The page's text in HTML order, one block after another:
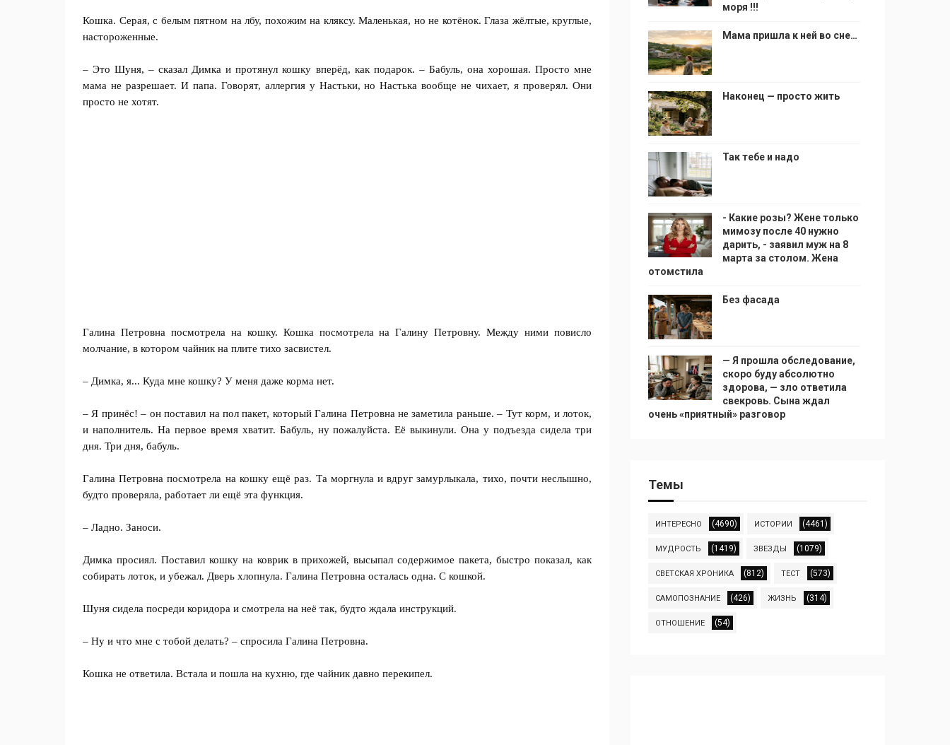
Кошка. Серая, с белым пятном на лбу, похожим на кляксу. Маленькая, но не котёнок. Глаза жёлтые, круглые,
настороженные.
– Это Шуня, – сказал Димка и протянул кошку вперёд, как подарок. – Бабуль, она хорошая. Просто мне
мама не разрешает. И папа. Говорят, аллергия у Настьки, но Настька вообще не чихает, я проверял. Они
просто не хотят.
Галина Петровна посмотрела на кошку. Кошка посмотрела на Галину Петровну. Между ними повисло
молчание, в котором чайник на плите тихо засвистел.
– Димка, я... Куда мне кошку? У меня даже корма нет.
– Я принёс! – он поставил на пол пакет, который Галина Петровна не заметила раньше. – Тут корм, и лоток,
и наполнитель. На первое время хватит. Бабуль, ну пожалуйста. Её выкинули. Она у подъезда сидела три
дня. Три дня, бабуль.
Галина Петровна посмотрела на кошку ещё раз. Та моргнула и вдруг замурлыкала, тихо, почти неслышно,
будто проверяла, работает ли ещё эта функция.
– Ладно. Заноси.
Димка просиял. Поставил кошку на коврик в прихожей, высыпал содержимое пакета, быстро показал, как
собирать лоток, и убежал. Дверь хлопнула. Галина Петровна осталась одна. С кошкой.
Шуня сидела посреди коридора и смотрела на неё так, будто ждала инструкций.
– Ну и что мне с тобой делать? – спросила Галина Петровна.
Кошка не ответила. Встала и пошла на кухню, где чайник давно перекипел.
моря !!!
Мама пришла к ней во сне…
Наконец — просто жить
Так тебе и надо
- Какие розы? Жене только
мимозу после 40 нужно
дарить, - заявил муж на 8
марта за столом. Жена
отомстила
Без фасада
— Я прошла обследование,
скоро буду абсолютно
здорова, — зло ответила
свекровь. Сына ждал
очень «приятный» разговор
Темы
ИНТЕРЕСНО (4690) ИСТОРИИ (4461)
МУДРОСТЬ (1419) ЗВЕЗДЫ (1079)
СВЕТСКАЯ ХРОНИКА (812) ТЕСТ (573)
САМОПОЗНАНИЕ (426) ЖИЗНЬ (314)
ОТНОШЕНИЕ (54)